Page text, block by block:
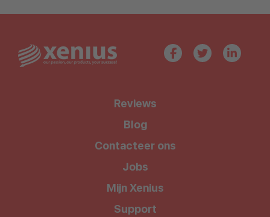
Reviews
Blog
Contacteer ons
Jobs
Mijn Xenius
Support